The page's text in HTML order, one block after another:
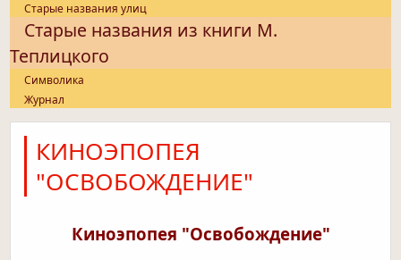
Старые названия улиц
Старые названия из книги М.
Теплицкого
Символика
Журнал
КИНОЭПОПЕЯ
"ОСВОБОЖДЕНИЕ"
Киноэпопея "Освобождение"